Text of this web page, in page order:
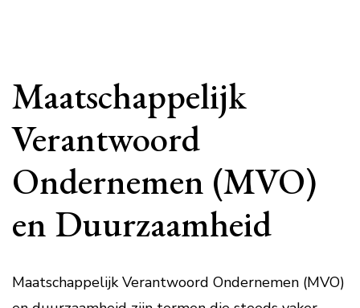
Maatschappelijk
Verantwoord
Ondernemen (MVO)
en Duurzaamheid
Maatschappelijk Verantwoord Ondernemen (MVO)